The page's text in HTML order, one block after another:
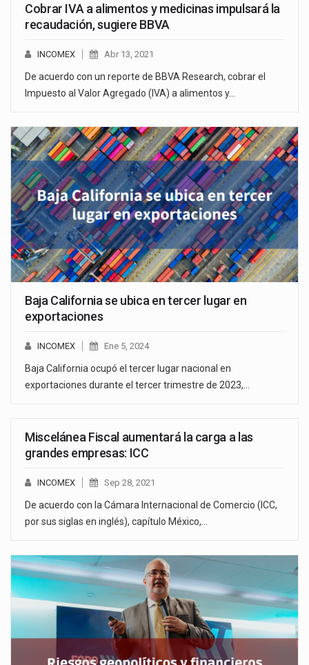
Cobrar IVA a alimentos y medicinas impulsará la
recaudación, sugiere BBVA
INCOMEX Abr 13, 2021
De acuerdo con un reporte de BBVA Research, cobrar el
Impuesto al Valor Agregado (IVA) a alimentos y…
Baja California se ubica en tercer lugar en
exportaciones
INCOMEX Ene 5, 2024
Baja California ocupó el tercer lugar nacional en
exportaciones durante el tercer trimestre de 2023,…
Miscelánea Fiscal aumentará la carga a las
grandes empresas: ICC
INCOMEX Sep 28, 2021
De acuerdo con la Cámara Internacional de Comercio (ICC,
por sus siglas en inglés), capítulo México,…